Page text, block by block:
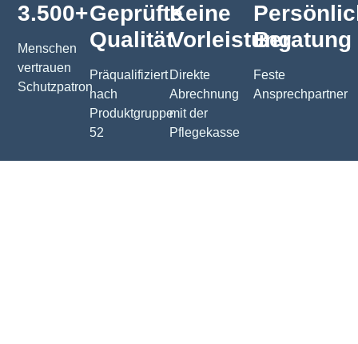
3.500+
Menschen
vertrauen
Schutzpatron
Geprüfte
Qualität
Präqualifiziert
nach
Produktgruppe
52
Keine
Vorleistung
Direkte
Abrechnung
mit der
Pflegekasse
Beratung
Feste
Ansprechpartner